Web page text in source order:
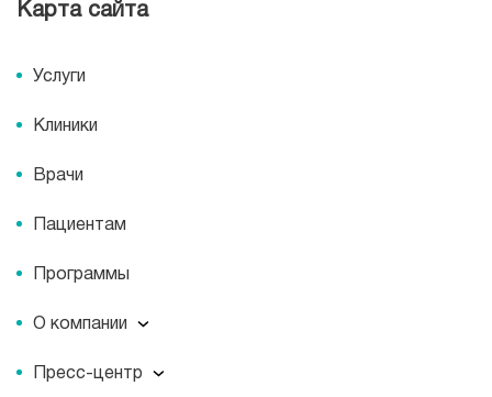
Карта сайта
Услуги
Клиники
Врачи
Пациентам
Программы
О компании
Пресс-центр